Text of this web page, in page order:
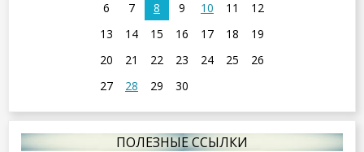
6
7 8 9 10 11
12
13
14 15 16 17 18
19
20
21 22 23 24 25
26
27
28 29 30
ПОЛЕЗНЫЕ ССЫЛКИ